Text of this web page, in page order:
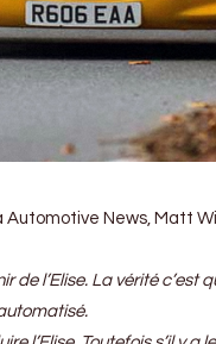
News, Matt
de l’Elise. La vérité c’est